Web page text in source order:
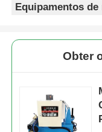
Equipamentos
Obter